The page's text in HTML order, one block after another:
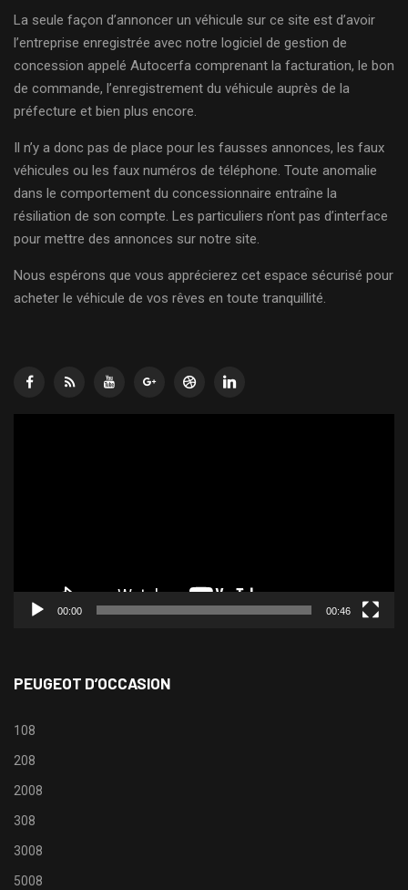
La seule façon d’annoncer un véhicule sur ce site est d’avoir
l’entreprise enregistrée avec notre logiciel de gestion de
concession appelé Autocerfa comprenant la facturation, le bon
de commande, l’enregistrement du véhicule auprès de la
préfecture et bien plus encore.
Il n’y a donc pas de place pour les fausses annonces, les faux
véhicules ou les faux numéros de téléphone. Toute anomalie
dans le comportement du concessionnaire entraîne la
résiliation de son compte. Les particuliers n’ont pas d’interface
pour mettre des annonces sur notre site.
Nous espérons que vous apprécierez cet espace sécurisé pour
acheter le véhicule de vos rêves en toute tranquillité.
00:00 00:46
PEUGEOT D’OCCASION
108
208
2008
308
3008
5008